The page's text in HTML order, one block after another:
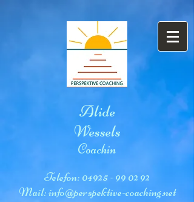
Alide
Wessels
Coachin
Telefon: 04925 - 99 02 92
Mail:info@perspektive-coaching.net